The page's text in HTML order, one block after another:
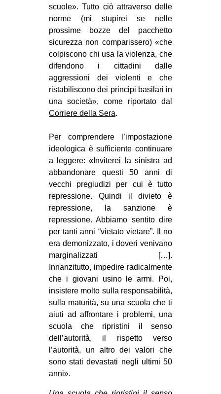
scuole». Tutto ciò attraverso delle
norme (mi stupirei se nelle
prossime bozze del pacchetto
sicurezza non comparissero) «che
colpiscono chi usa la violenza, che
difendono i cittadini dalle
aggressioni dei violenti e che
ristabiliscono dei principi basilari in
una società», come riportato dal
Corriere della Sera.
Per comprendere l’impostazione
ideologica è sufficiente continuare
a leggere: «Inviterei la sinistra ad
abbandonare questi 50 anni di
vecchi pregiudizi per cui è tutto
repressione. Quindi il divieto è
repressione, la sanzione è
repressione. Abbiamo sentito dire
per tanti anni “vietato vietare”. Il no
era demonizzato, i doveri venivano
marginalizzati […].
Innanzitutto, impedire radicalmente
che i giovani usino le armi. Poi,
insistere molto sulla responsabilità,
sulla maturità, su una scuola che ti
aiuti ad affrontare i problemi, una
scuola che ripristini il senso
dell’autorità, il rispetto verso
l’autorità, un altro dei valori che
sono stati devastati negli ultimi 50
anni».